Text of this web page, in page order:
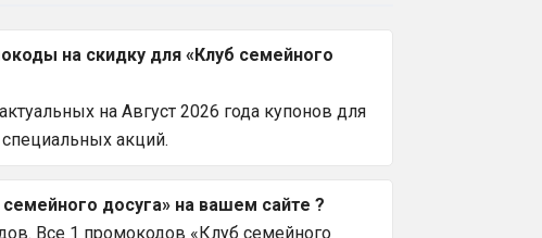
на скидку для «Клуб семейного
на Август 2026 года купонов для
акций.
досуга» на вашем сайте ?
Все 1 промокодов «Клуб семейного